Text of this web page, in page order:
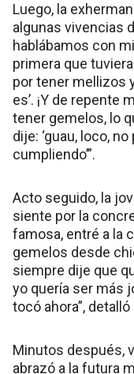
Luego, la
algunas vivencias
hablábamos con
primera que
por tener mellizos
es’. ¡Y de repente
tener gemelos, lo
dije: ‘guau, loco,
cumpliendo’”.
Acto seguido, la
siente por la
famosa, entré a la
gemelos desde
siempre dije que
yo quería ser más
tocó ahora”,
Minutos después,
abrazó a la futura